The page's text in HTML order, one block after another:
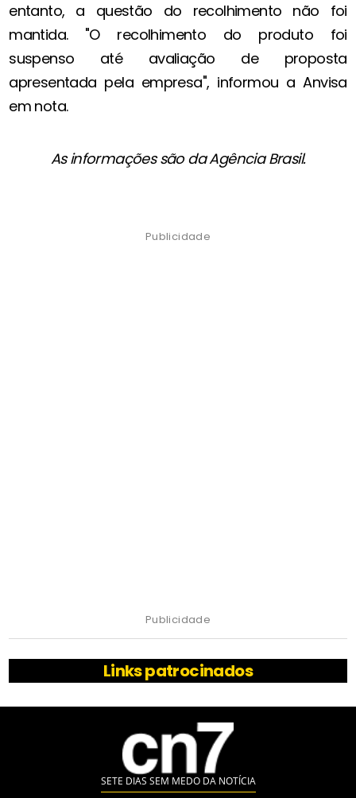
entanto, a questão do recolhimento não foi
mantida. "O recolhimento do produto foi
suspenso até avaliação de proposta
apresentada pela empresa", informou a Anvisa
em nota.
As informações são da Agência Brasil.
Publicidade
Publicidade
Links patrocinados
SETE DIAS SEM MEDO DA NOTÍCIA